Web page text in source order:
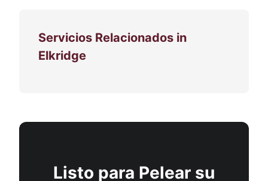
Servicios Relacionados in
Elkridge
Listo para Pelear su